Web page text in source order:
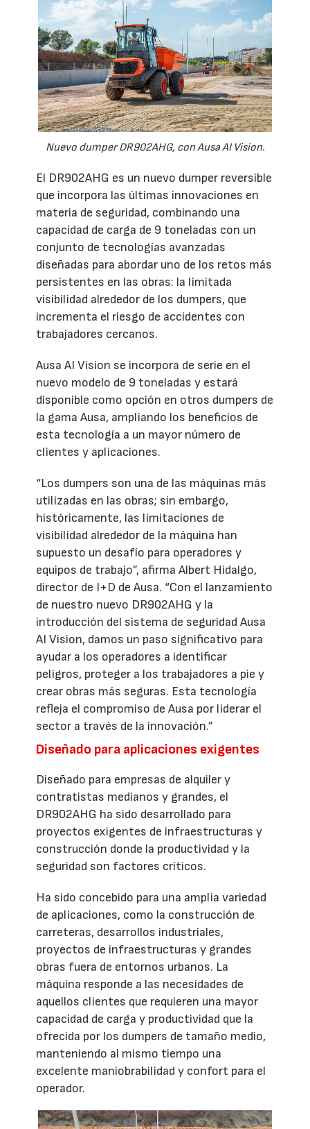
Nuevo dumper DR902AHG, con Ausa AI Vision.
El DR902AHG es un nuevo dumper reversible
que incorpora las últimas innovaciones en
materia de seguridad, combinando una
capacidad de carga de 9 toneladas con un
conjunto de tecnologías avanzadas
diseñadas para abordar uno de los retos más
persistentes en las obras: la limitada
visibilidad alrededor de los dumpers, que
incrementa el riesgo de accidentes con
trabajadores cercanos.
Ausa AI Vision se incorpora de serie en el
nuevo modelo de 9 toneladas y estará
disponible como opción en otros dumpers de
la gama Ausa, ampliando los beneficios de
esta tecnología a un mayor número de
clientes y aplicaciones.
“Los dumpers son una de las máquinas más
utilizadas en las obras; sin embargo,
históricamente, las limitaciones de
visibilidad alrededor de la máquina han
supuesto un desafío para operadores y
equipos de trabajo”, afirma Albert Hidalgo,
director de I+D de Ausa. “Con el lanzamiento
de nuestro nuevo DR902AHG y la
introducción del sistema de seguridad Ausa
AI Vision, damos un paso significativo para
ayudar a los operadores a identificar
peligros, proteger a los trabajadores a pie y
crear obras más seguras. Esta tecnología
refleja el compromiso de Ausa por liderar el
sector a través de la innovación.”
Diseñado para aplicaciones exigentes
Diseñado para empresas de alquiler y
contratistas medianos y grandes, el
DR902AHG ha sido desarrollado para
proyectos exigentes de infraestructuras y
construcción donde la productividad y la
seguridad son factores críticos.
Ha sido concebido para una amplia variedad
de aplicaciones, como la construcción de
carreteras, desarrollos industriales,
proyectos de infraestructuras y grandes
obras fuera de entornos urbanos. La
máquina responde a las necesidades de
aquellos clientes que requieren una mayor
capacidad de carga y productividad que la
ofrecida por los dumpers de tamaño medio,
manteniendo al mismo tiempo una
excelente maniobrabilidad y confort para el
operador.